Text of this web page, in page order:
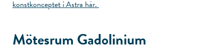
konstkonceptet i Astra här.
Mötesrum Gadolinium